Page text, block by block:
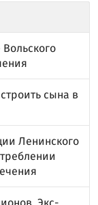
сына в
Ленинского
Экс-